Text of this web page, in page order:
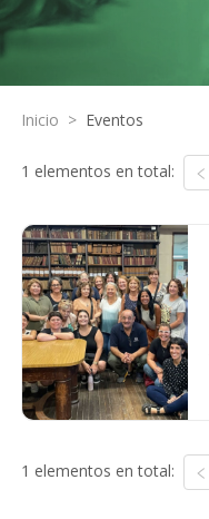
Inicio > Eventos
1 elementos en total:
1 elementos en total: